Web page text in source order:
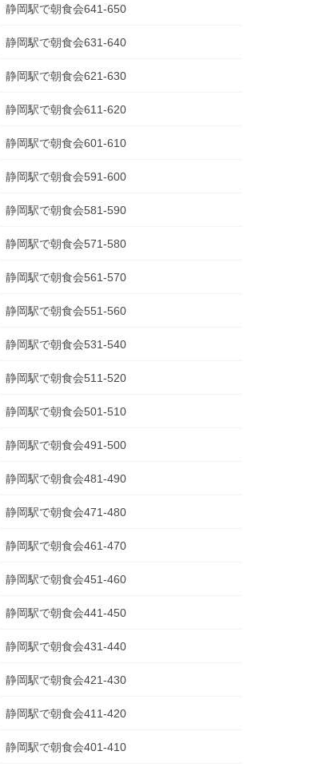
静岡駅で朝食会641-650
静岡駅で朝食会631-640
静岡駅で朝食会621-630
静岡駅で朝食会611-620
静岡駅で朝食会601-610
静岡駅で朝食会591-600
静岡駅で朝食会581-590
静岡駅で朝食会571-580
静岡駅で朝食会561-570
静岡駅で朝食会551-560
静岡駅で朝食会531-540
静岡駅で朝食会511-520
静岡駅で朝食会501-510
静岡駅で朝食会491-500
静岡駅で朝食会481-490
静岡駅で朝食会471-480
静岡駅で朝食会461-470
静岡駅で朝食会451-460
静岡駅で朝食会441-450
静岡駅で朝食会431-440
静岡駅で朝食会421-430
静岡駅で朝食会411-420
静岡駅で朝食会401-410